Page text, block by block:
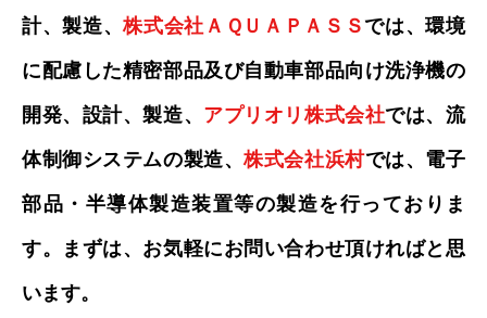
計、製造、株式会社ＡＱＵＡＰＡＳＳ では、環境
に配慮した精密部品及び自動車部品向け洗浄機の
開発、設計、製造、 アプリオリ株式会社では、流
体制御システムの製造、株式会社浜村では、電子
部品・半導体製造装置等の製造を行っておりま
す。まずは、お気軽にお問い合わせ頂ければと思
います。